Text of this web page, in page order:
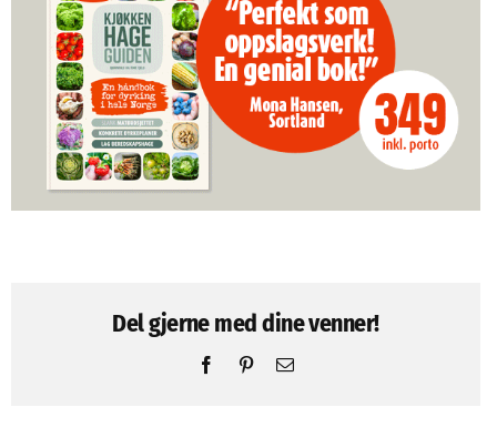
Del gjerne med dine venner!
Facebook
PinterestEmail